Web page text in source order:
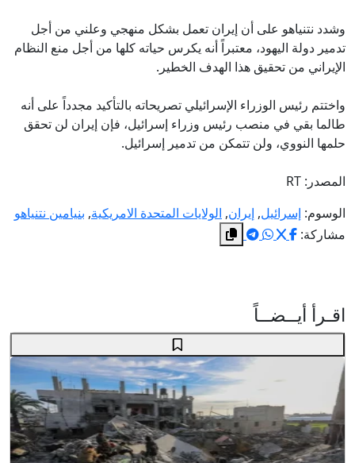
وشدد نتنياهو على أن إيران تعمل بشكل منهجي وعلني من أجل
تدمير دولة اليهود، معتبراً أنه يكرس حياته كلها من أجل منع النظام
الإيراني من تحقيق هذا الهدف الخطير.
واختتم رئيس الوزراء الإسرائيلي تصريحاته بالتأكيد مجدداً على أنه
طالما بقي في منصب رئيس وزراء إسرائيل، فإن إيران لن تحقق
حلمها النووي، ولن تتمكن من تدمير إسرائيل.
المصدر: RT
الوسوم: إسرائيل, إيران, الولايات المتحدة الامريكية, بنيامين نتنياهو
مشاركة:
اقـرأ أيــضــاً